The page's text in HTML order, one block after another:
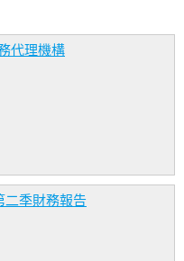
代理機構
二季財務報告